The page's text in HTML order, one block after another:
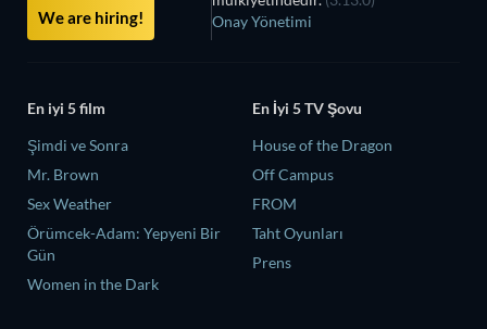
We are hiring!
Onay Yönetimi
En iyi 5 film
Şimdi ve Sonra
Mr. Brown
Sex Weather
Örümcek-Adam: Yepyeni Bir
Gün
Women in the Dark
En İyi 5 TV Şovu
House of the Dragon
Off Campus
FROM
Taht Oyunları
Prens